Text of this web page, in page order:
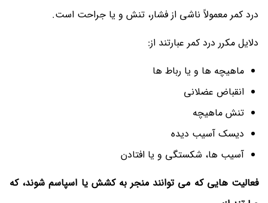
درد کمر معمولاً ناشی از فشار، تنش و یا جراحت است.
دلایل مکرر درد کمر عبارتند از:
ماهیچه ها و یا رباط ها
انقباض عضلانی
تنش ماهیچه
دیسک آسیب دیده
آسیب ها، شکستگی و یا افتادن
فعالیت هایی که می توانند منجر به کشش یا اسپاسم شوند، که